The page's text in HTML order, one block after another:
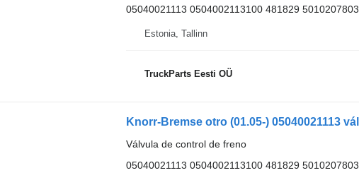
05040021113 0504002113100 481829 5010207803
Estonia, Tallinn
TruckParts Eesti OÜ
Válvula de control de freno
05040021113 0504002113100 481829 5010207803